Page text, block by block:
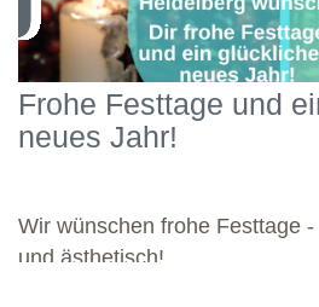
Konzepten über Bedürfnistheorien bis
Regulation und Self-Compassion. Mit
Engagement widmete sich die Gruppe
Schwerpunkten und legte damit einen
kommenden Module. Günther wünscht
Dozierenden viel Freude bei ihren
Frohe Festtage und
neues Jahr!
Wir wünschen frohe Festtage
und ästhetisch!